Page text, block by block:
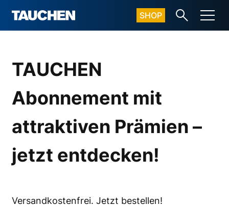
SHOP
TAUCHEN
Abonnement mit
attraktiven Prämien –
jetzt entdecken!
Versandkostenfrei. Jetzt bestellen!